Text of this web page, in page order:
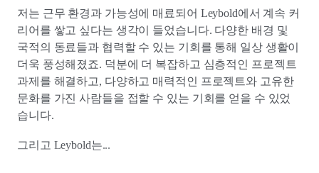
저는 근무 환경과 가능성에 매료되어 Leybold에서 계속 커
리어를 쌓고 싶다는 생각이 들었습니다. 다양한 배경 및
국적의 동료들과 협력할 수 있는 기회를 통해 일상 생활이
더욱 풍성해졌죠. 덕분에 더 복잡하고 심층적인 프로젝트
과제를 해결하고, 다양하고 매력적인 프로젝트와 고유한
문화를 가진 사람들을 접할 수 있는 기회를 얻을 수 있었
습니다.
그리고 Leybold는...